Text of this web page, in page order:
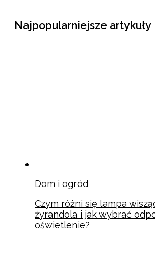
Najpopularniejsze artykuły
Dom i ogród
Czym różni się lampa
żyrandola i jak wybrać
oświetlenie?